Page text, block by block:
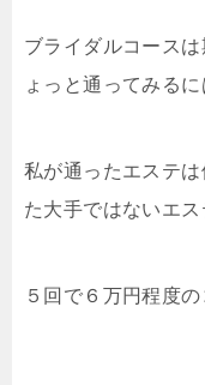
ブライダルコース
ょっと通ってみる
私が通ったエステ
た大手ではないエス
５回で６万円程度